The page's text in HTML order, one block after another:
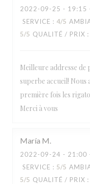
2022-09-25 - 19:15
SERVICE : 4/5
5/5 QUALITÉ / PRIX :
Meilleure addresse
superbe accueil!
première fois les
Merci à vous
María M
2022-09-24 - 21:00
SERVICE : 5/5
5/5 QUALITÉ / PRIX :